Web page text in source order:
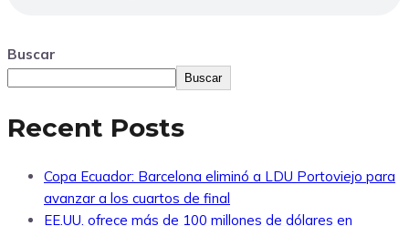
Buscar
Buscar
Recent Posts
Copa Ecuador: Barcelona eliminó a LDU Portoviejo para
avanzar a los cuartos de final
EE.UU. ofrece más de 100 millones de dólares en